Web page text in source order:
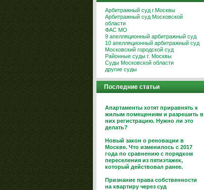
Арбитражный суд г.Москвы
Арбитражный суд Московской
области
ФАС МО
9 апелляционный арбитражный суд
10 апелляционный арбитражный суд
Московский городской суд
Районные суды г. Москвы
Суды Московской области
другие суды
Последние статьи
Апартаменты хотят приравнять к
жилым помещениям и разрешить в
них регистрацию. Нужно ли это
делать?
Новый закон о реновации в
Москве. Что изменилось с 2017
года по сравнению с порядком
переселения из пятиэтажек,
который действовал ранее.
Признание права собственности
на квартиру через суд